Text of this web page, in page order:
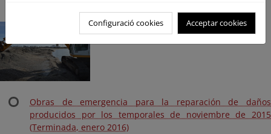
Obras de emergencia para la reparación de daños
producidos por los temporales de noviembre de 2015
(Terminada, enero 2016)
Configuració cookies Acceptar cookies